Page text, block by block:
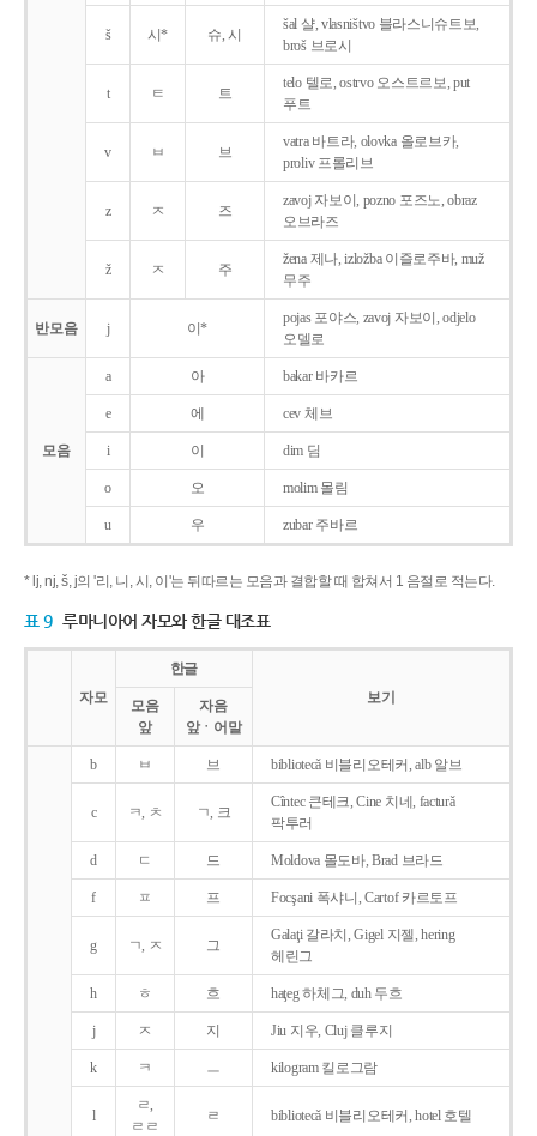
š 시* 슈, 시
šal 샬, vlasništvo 블라스니슈트보,
broš 브로시
t ㅌ 트
telo 텔로, ostrvo 오스트르보, put
푸트
v ㅂ 브
vatra 바트라, olovka 올로브카,
proliv 프롤리브
z ㅈ 즈
zavoj 자보이, pozno 포즈노, obraz
오브라즈
ž ㅈ 주
žena 제나, izložba 이즐로주바, muž
무주
반모음 j 이*
pojas 포야스, zavoj 자보이, odjelo
오델로
모음
a 아 bakar 바카르
e 에 cev 체브
i 이 dim 딤
o 오 molim 몰림
u 우 zubar 주바르
* lj, nj, š, j의 '리, 니, 시, 이'는 뒤따르는 모음과 결합할 때 합쳐서 1 음절로 적는다.
표 9 루마니아어 자모와 한글 대조표
자모
한글
보기
모음
앞
자음
앞ㆍ어말
b ㅂ 브 bibliotecǎ 비블리오테커, alb 알브
c ㅋ, ㅊ ㄱ, 크
Cîntec 큰테크, Cine 치네, facturǎ
팍투러
d ㄷ 드 Moldova 몰도바, Brad 브라드
f ㅍ 프 Focşani 폭샤니, Cartof 카르토프
g ㄱ, ㅈ 그
Galaţi 갈라치, Gigel 지젤, hering
헤린그
h ㅎ 흐 haţeg 하체그, duh 두흐
j ㅈ 지 Jiu 지우, Cluj 클루지
k ㅋ ㅡ kilogram 킬로그람
l
ㄹ,
ㄹㄹ
ㄹ bibliotecǎ 비블리오테커, hotel 호텔